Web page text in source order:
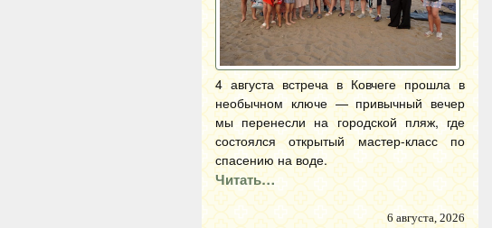
4 августа встреча в Ковчеге прошла в
необычном ключе — привычный вечер
мы перенесли на городской пляж, где
состоялся открытый мастер-класс по
спасению на воде.
Читать…
6 августа, 2026